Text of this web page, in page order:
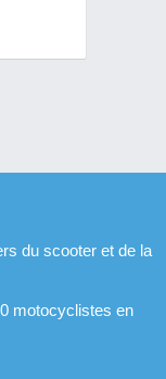
du scooter et de la
motocyclistes en